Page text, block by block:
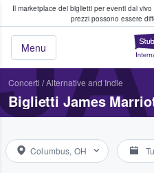
Il marketplace dei biglietti per eventi dal
prezzi possono essere
Menu
fan comprano e
Concerti /Alternative and Indie
Biglietti James
Columbus, OH